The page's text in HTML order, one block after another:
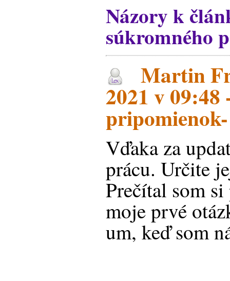
Názory k
súkromného
Martin
2021 v
Vďaka za
prácu. Určite
Prečítal som
moje prvé
um, keď som